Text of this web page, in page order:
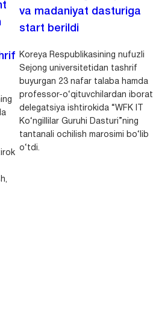
va madaniyat dasturiga
start berildi
Koreya Respublikasining nufuzli
Sejong universitetidan tashrif
buyurgan 23 nafar talaba hamda
professor-o‘qituvchilardan iborat
delegatsiya ishtirokida “WFK IT
Ko‘ngillilar Guruhi Dasturi”ning
tantanali ochilish marosimi bo‘lib
o‘tdi.